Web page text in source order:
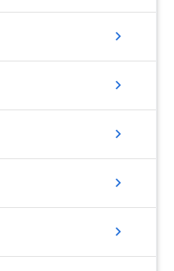
chevron_right
chevron_right
chevron_right
chevron_right
chevron_right